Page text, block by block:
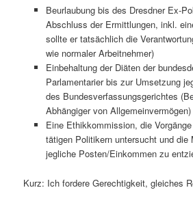
Beurlaubung bis des Dresdner Ex-
Abschluss der Ermittlungen, inkl.
sollte er tatsächlich die
wie normaler Arbeitnehmer)
Einbehaltung der Diäten der
Parlamentarier bis zur Umsetzung
des Bundesverfassungsgerichtes
Abhängiger von Allgemeinvermögen)
Eine Ethikkommission, die
tätigen Politikern untersucht und die
jegliche Posten/Einkommen zu
Kurz: Ich fordere Gerechtigkeit, gleiches